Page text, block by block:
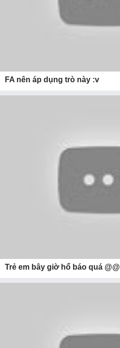
FA nên áp dụng trò này :v
Trẻ em bây giờ hổ báo quá @@